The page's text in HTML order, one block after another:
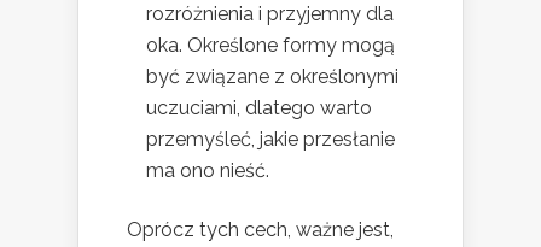
rozróżnienia i przyjemny dla
oka. Określone formy mogą
być związane z określonymi
uczuciami, dlatego warto
przemyśleć, jakie przesłanie
ma ono nieść.
Oprócz tych cech, ważne jest,